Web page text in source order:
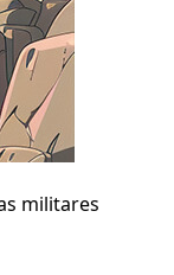
militares